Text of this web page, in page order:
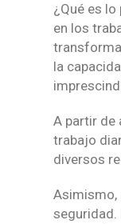
¿Qué es
en los
la
A partir de
trabajo
diversos
Asimismo,
seguridad.